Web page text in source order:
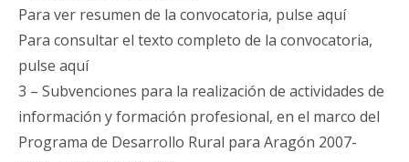
Para ver resumen de la convocatoria, pulse aquí
Para consultar el texto completo de la convocatoria,
pulse aquí
3 – Subvenciones para la realización de actividades de
información y formación profesional, en el marco del
Programa de Desarrollo Rural para Aragón 2007-